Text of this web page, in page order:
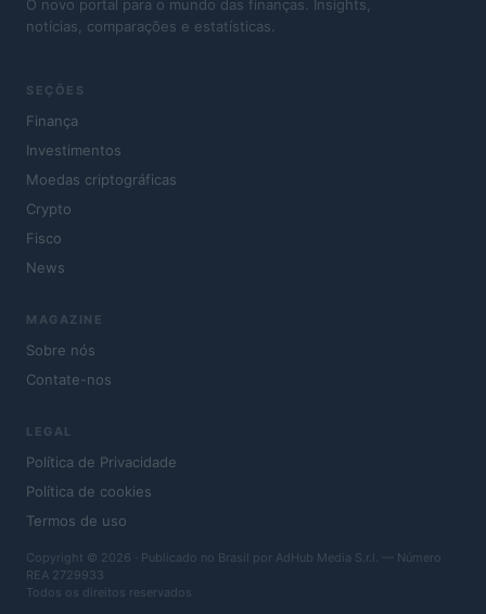
O novo portal para o mundo das finanças. Insights,
notícias, comparações e estatísticas.
SEÇÕES
Finança
Investimentos
Moedas criptográficas
Crypto
Fisco
News
MAGAZINE
Sobre nós
Contate-nos
LEGAL
Política de Privacidade
Política de cookies
Termos de uso
Copyright © 2026 · Publicado no Brasil por AdHub Media S.r.l. — Número
REA 2729933
Todos os direitos reservados